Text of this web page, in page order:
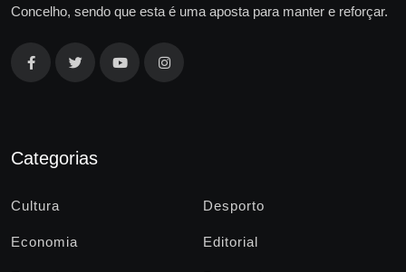
Concelho, sendo que esta é uma aposta para manter e reforçar.
Categorias
Cultura Desporto
Economia Editorial